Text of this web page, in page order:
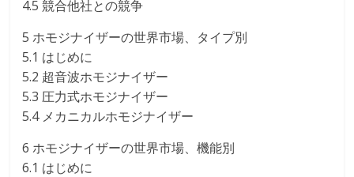
4.5 競合他社との競争
5 ホモジナイザーの世界市場、タイプ別
5.1 はじめに
5.2 超音波ホモジナイザー
5.3 圧力式ホモジナイザー
5.4 メカニカルホモジナイザー
6 ホモジナイザーの世界市場、機能別
6.1 はじめに